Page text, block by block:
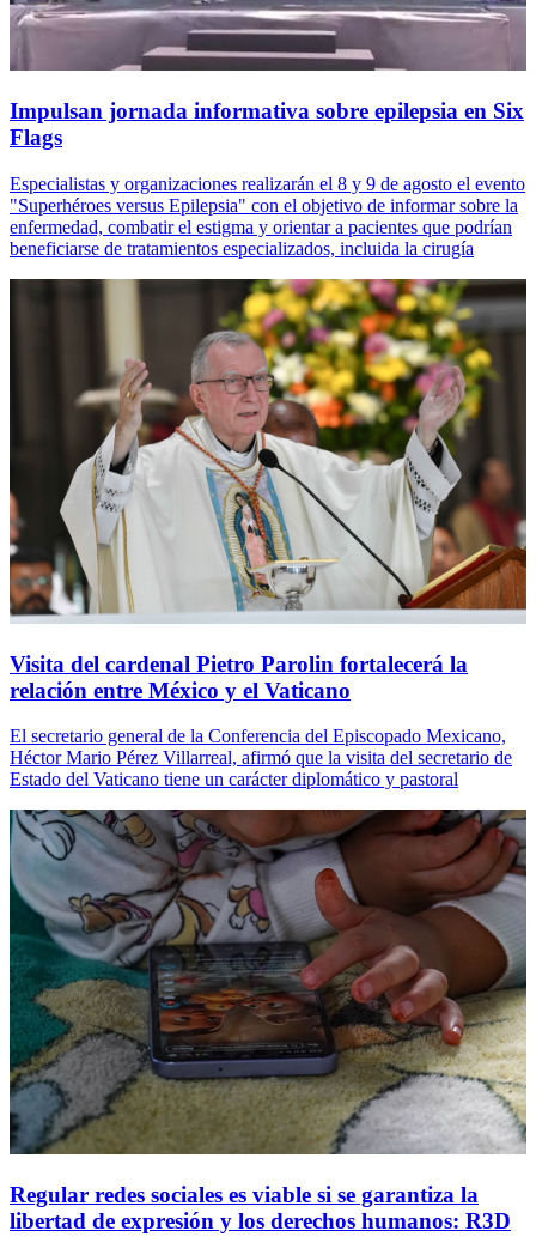
Impulsan jornada informativa sobre epilepsia en Six
Flags
Especialistas y organizaciones realizarán el 8 y 9 de agosto el evento
"Superhéroes versus Epilepsia" con el objetivo de informar sobre la
enfermedad, combatir el estigma y orientar a pacientes que podrían
beneficiarse de tratamientos especializados, incluida la cirugía
Visita del cardenal Pietro Parolin fortalecerá la
relación entre México y el Vaticano
El secretario general de la Conferencia del Episcopado Mexicano,
Héctor Mario Pérez Villarreal, afirmó que la visita del secretario de
Estado del Vaticano tiene un carácter diplomático y pastoral
Regular redes sociales es viable si se garantiza la
libertad de expresión y los derechos humanos: R3D